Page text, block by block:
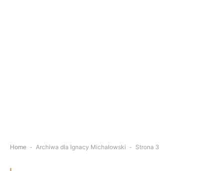
Home - Archiwa dla Ignacy Michałowski - Strona 3